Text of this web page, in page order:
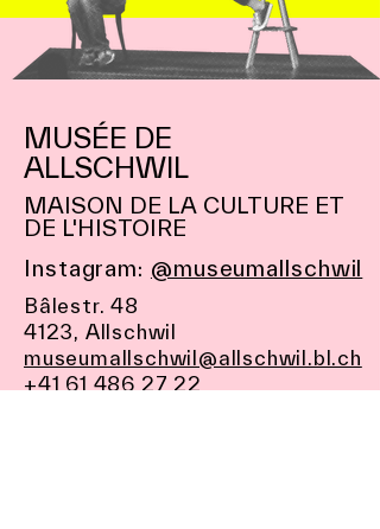
MUSÉE DE
ALLSCHWIL
MAISON DE LA CULTURE ET
DE L'HISTOIRE
Instagram: @museumallschwil
Bâlestr. 48
4123, Allschwil
museumallschwil@allschwil.bl.ch
+41 61 486 27 22